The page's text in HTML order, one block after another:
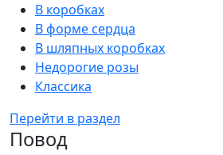
В коробках
В форме сердца
В шляпных коробках
Недорогие розы
Классика
Перейти в раздел
Повод